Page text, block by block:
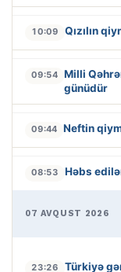
10:09 Qızılın
09:54 Milli
günüdür
09:44 Neftin
08:53 Həbs
07 AVQUST 2026
23:26 Türkiyə